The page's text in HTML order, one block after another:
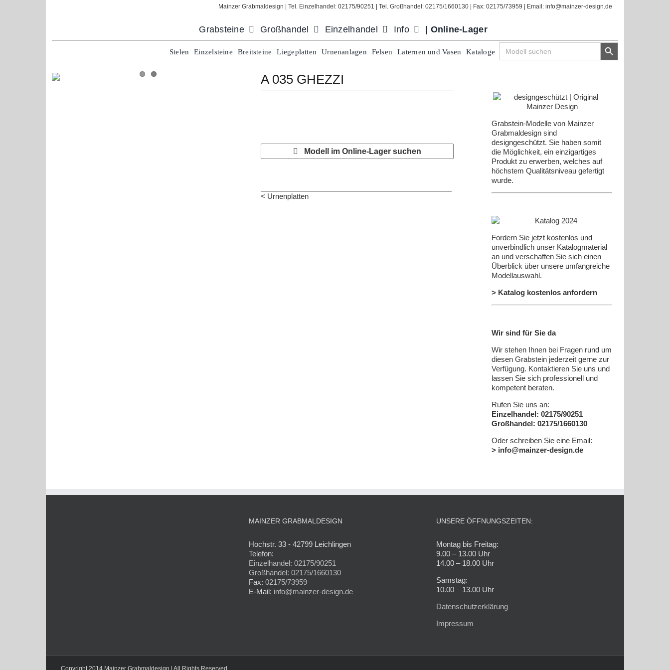
Mainzer Grabmaldesign | Tel. Einzelhandel: 02175/90251 | Tel. Großhandel: 02175/1660130 | Fax: 02175/73959 | Email: info@mainzer-design.de
Grabsteine Großhandel Einzelhandel Info | Online-Lager
Stelen Einzelsteine Breitsteine Liegeplatten Urnenanlagen Felsen Laternen und Vasen Kataloge
Search
for:
Search Button
A 035 GHEZZI
Modell im Online-Lager suchen
< Urnenplatten
Grabstein-Modelle von Mainzer
Grabmaldesign sind
designgeschützt. Sie haben somit
die Möglichkeit, ein einzigartiges
Produkt zu erwerben, welches auf
höchstem Qualitätsniveau gefertigt
wurde.
Fordern Sie jetzt kostenlos und
unverbindlich unser Katalogmaterial
an und verschaffen Sie sich einen
Überblick über unsere umfangreiche
Modellauswahl.
> Katalog kostenlos anfordern
Wir sind für Sie da
Wir stehen Ihnen bei Fragen rund um
diesen Grabstein jederzeit gerne zur
Verfügung. Kontaktieren Sie uns und
lassen Sie sich professionell und
kompetent beraten.
Rufen Sie uns an:
Einzelhandel: 02175/90251
Großhandel: 02175/1660130
Oder schreiben Sie eine Email:
> info@mainzer-design.de
MAINZER GRABMALDESIGN
Hochstr. 33 - 42799 Leichlingen
Telefon:
Einzelhandel: 02175/90251
Großhandel: 02175/1660130
Fax: 02175/73959
E-Mail: info@mainzer-design.de
UNSERE ÖFFNUNGSZEITEN:
Montag bis Freitag:
9.00 – 13.00 Uhr
14.00 – 18.00 Uhr
Samstag:
10.00 – 13.00 Uhr
Datenschutzerklärung
Impressum
Copyright 2014 Mainzer Grabmaldesign | All Rights Reserved